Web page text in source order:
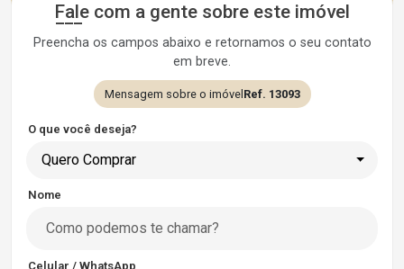
Fale com a gente sobre este imóvel
Preencha os campos abaixo e retornamos o seu contato
em breve.
Mensagem sobre o imóvel Ref. 13093
O que você deseja?
Quero Comprar
Nome
Celular / WhatsApp